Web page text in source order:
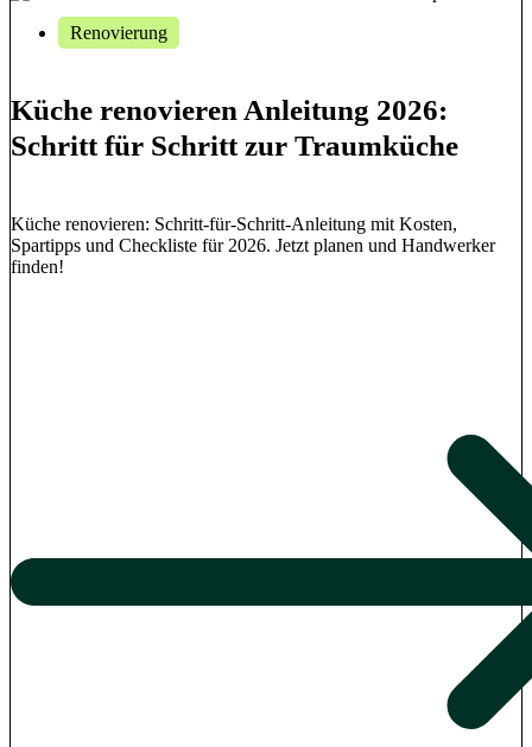
Renovierung
Küche renovieren Anleitung 2026:
Schritt für Schritt zur Traumküche
Küche renovieren: Schritt-für-Schritt-Anleitung mit Kosten,
Spartipps und Checkliste für 2026. Jetzt planen und Handwerker
finden!